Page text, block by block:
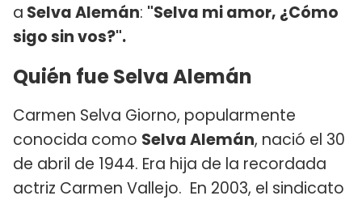
a Selva Alemán: "Selva mi amor, ¿Cómo
sigo sin vos?".
Quién fue Selva Alemán
Carmen Selva Giorno, popularmente
conocida como Selva Alemán, nació el 30
de abril de 1944. Era hija de la recordada
actriz Carmen Vallejo. En 2003, el sindicato